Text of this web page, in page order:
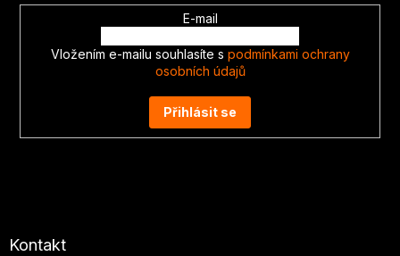
E-mail
Vložením e-mailu souhlasíte s podmínkami ochrany
osobních údajů
Přihlásit se
Kontakt